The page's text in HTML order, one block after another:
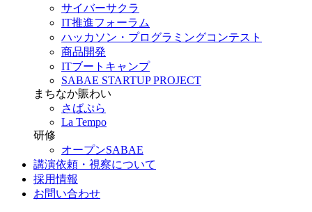
サイバーサクラ
IT推進フォーラム
ハッカソン・プログラミングコンテスト
商品開発
ITブートキャンプ
SABAE STARTUP PROJECT
まちなか賑わい
さばぷら
La Tempo
研修
オープンSABAE
講演依頼・視察について
採用情報
お問い合わせ